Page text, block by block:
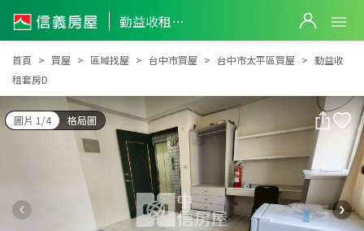
勤益收租套房D
勤益收租套房D
首頁 買屋 區域找屋 台中市買屋 台中市太平區買屋
勤益收
租套房D
圖片 1/4 格局圖